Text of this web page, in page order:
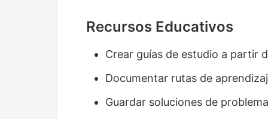
Recursos Educativos
Crear guías de estudio a partir
Documentar rutas de
Guardar soluciones de